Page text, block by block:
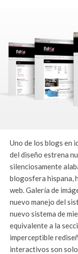
Uno de los blogs en
del diseño estrena
silenciosamente
blogosfera hispana,
web. Galería de
nuevo manejo del
nuevo sistema de
equivalente a la
imperceptible
interactivos son